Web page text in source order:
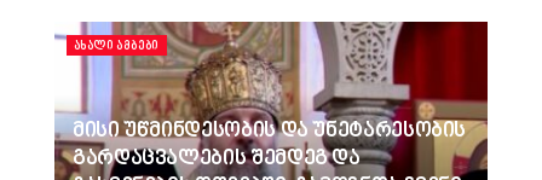
ᲐᲮᲐᲚᲘ ᲐᲛᲑᲔᲑᲘ
მისი უწმინდესობის და უნეტარესობის
გარდაცვალების შემდეგ და